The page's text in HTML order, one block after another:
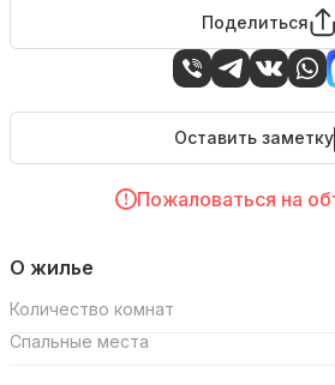
Поделиться
Оставить заметку
Пожаловаться на
О жилье
Количество комнат
Спальные места